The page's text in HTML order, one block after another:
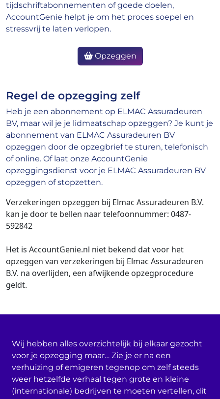
tijdschriftabonnementen of goede doelen,
AccountGenie helpt je om het proces soepel en
stressvrij te laten verlopen.
Opzeggen
Regel de opzegging zelf
Heb je een abonnement op ELMAC Assuradeuren
BV, maar wil je je lidmaatschap opzeggen? Je kunt je
abonnement van ELMAC Assuradeuren BV
opzeggen door de opzegbrief te sturen, telefonisch
of online. Of laat onze AccountGenie
opzeggingsdienst voor je ELMAC Assuradeuren BV
opzeggen of stopzetten.
Verzekeringen opzeggen bij Elmac Assuradeuren B.V.
kan je door te bellen naar telefoonnummer: 0487-
592842
Het is AccountGenie.nl niet bekend dat voor het
opzeggen van verzekeringen bij Elmac Assuradeuren
B.V. na overlijden, een afwijkende opzegprocedure
geldt.
Wij hebben alles overzichtelijk bij elkaar gezocht
voor je opzegging maar… Zie je er na een
verhuizing of emigeren tegenop om zelf steeds
weer hetzelfde verhaal tegen grote en kleine
(internationale) bedrijven te moeten vertellen, dit